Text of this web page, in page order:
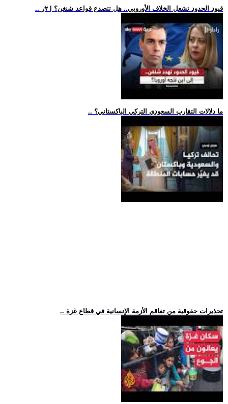
.. قيود الحدود تشعل الخلاف الأوروبي.. هل تتصدع قواعد شنغن؟ | #ر
.. ما دلالات التقارب السعودي التركي الباكستاني؟
.. تحذيرات حقوقية من تفاقم الأزمة الإنسانية في قطاع غزة